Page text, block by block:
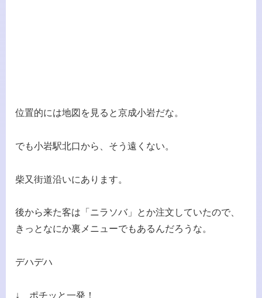
位置的には地図を見ると京成小岩だな。
でも小岩駅北口から、そう遠くない。
柴又街道沿いにあります。
後から来た客は「ニラソバ」とか注文していたので、
きっとなにか裏メニューでもあるんだろうな。
デハデハ
↓ ポチッと一発！